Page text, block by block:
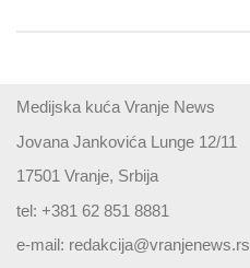
Medijska kuća Vranje News
Jovana Jankovića Lunge 12/11
17501 Vranje, Srbija
tel: +381 62 851 8881
e-mail: redakcija@vranjenews.rs